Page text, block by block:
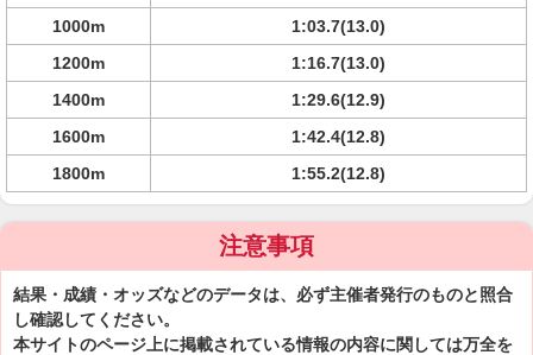
1000m
1:03.7(13.0)
1200m
1:16.7(13.0)
1400m
1:29.6(12.9)
1600m
1:42.4(12.8)
1800m
1:55.2(12.8)
注意事項
結果・成績・オッズなどのデータは、必ず主催者発行のものと照合
し確認してください。
本サイトのページ上に掲載されている情報の内容に関しては万全を